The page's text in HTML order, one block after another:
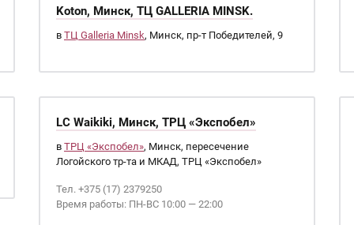
Koton, Минск, ТЦ GALLERIA MINSK.
в ТЦ Galleria Minsk, Минск, пр-т Победителей, 9
LC Waikiki, Минск, ТРЦ «Экспобел»
в ТРЦ «Экспобел», Минск, пересечение
Логойского тр-та и МКАД, ТРЦ «Экспобел»
Тел. +375 (17) 2379250
Время работы: ПН-ВС 10:00 — 22:00